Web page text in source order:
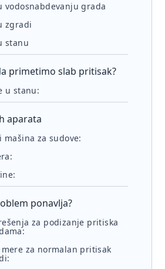
vodosnabdevanju grada
zgradi
stanu
primetimo slab pritisak?
u stanu:
aparata
mašina za sudove:
ponavlja?
za podizanje pritiska
za normalan pritisak